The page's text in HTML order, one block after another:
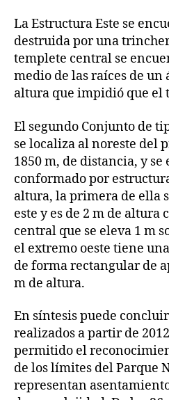
La Estructura Este se
destruida por una
templete central se
medio de las raíces de
altura que impidió que el
El segundo Conjunto de
se localiza al noreste del
1850 m, de distancia, y
conformado por
altura, la primera de ella
este y es de 2 m de altura
central que se eleva 1 m
el extremo oeste tiene
de forma rectangular de
m de altura.
En síntesis puede
realizados a partir de
permitido el
de los límites del Parque
representan